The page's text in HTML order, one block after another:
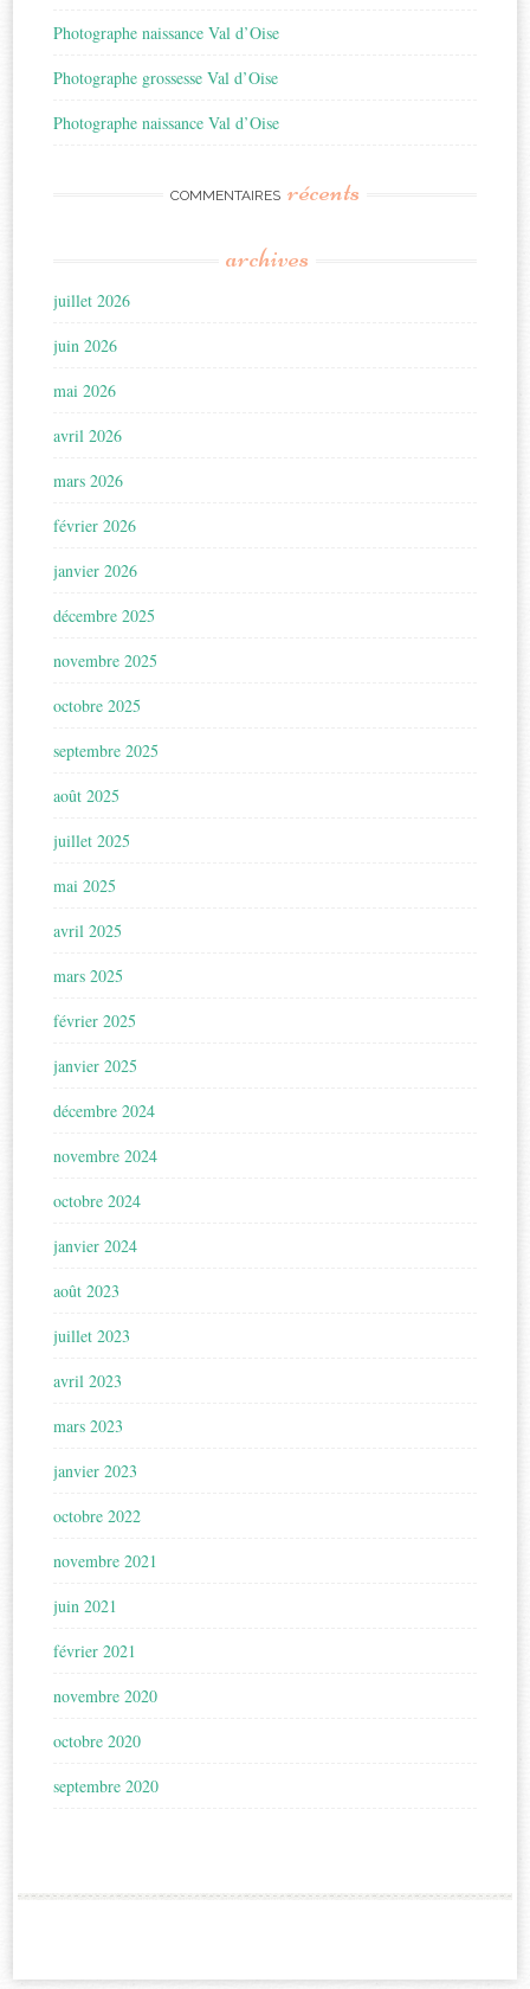
Photographe naissance Val d’Oise
Photographe grossesse Val d’Oise
Photographe naissance Val d’Oise
COMMENTAIRES récents
archives
juillet 2026
juin 2026
mai 2026
avril 2026
mars 2026
février 2026
janvier 2026
décembre 2025
novembre 2025
octobre 2025
septembre 2025
août 2025
juillet 2025
mai 2025
avril 2025
mars 2025
février 2025
janvier 2025
décembre 2024
novembre 2024
octobre 2024
janvier 2024
août 2023
juillet 2023
avril 2023
mars 2023
janvier 2023
octobre 2022
novembre 2021
juin 2021
février 2021
novembre 2020
octobre 2020
septembre 2020